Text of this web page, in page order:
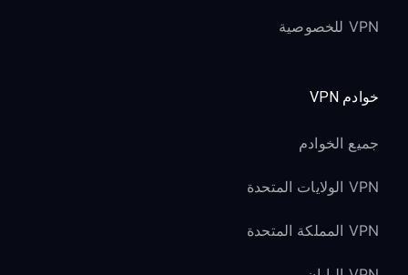
VPN للخصوصية
خوادم VPN
جميع الخوادم
VPN الولايات المتحدة
VPN المملكة المتحدة